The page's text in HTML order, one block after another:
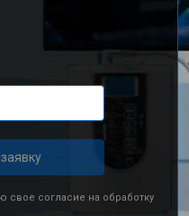
свое согласие на обработку